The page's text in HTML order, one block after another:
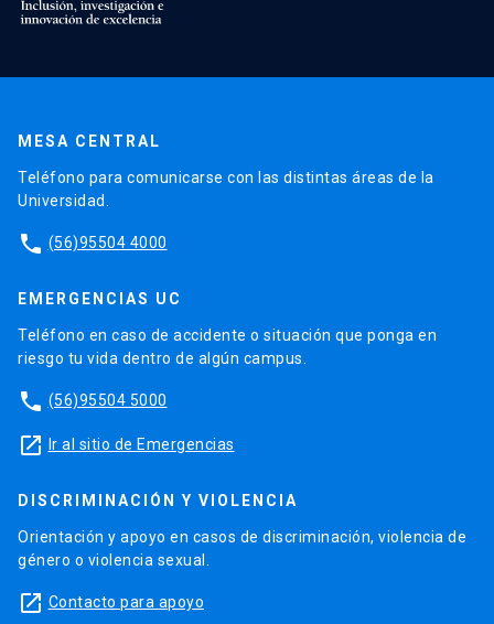
MESA CENTRAL
Teléfono para comunicarse con las distintas áreas de la
Universidad.
phone (56)95504 4000
EMERGENCIAS UC
Teléfono en caso de accidente o situación que ponga en
riesgo tu vida dentro de algún campus.
phone (56)95504 5000
launch Ir al sitio de Emergencias
DISCRIMINACIÓN Y VIOLENCIA
Orientación y apoyo en casos de discriminación, violencia de
género o violencia sexual.
launch Contacto para apoyo